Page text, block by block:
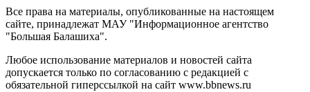
Все права на материалы, опубликованные на настоящем
сайте, принадлежат МАУ "Информационное агентство
"Большая Балашиха".
Любое использование материалов и новостей сайта
допускается только по согласованию с редакцией с
обязательной гиперссылкой на сайт www.bbnews.ru